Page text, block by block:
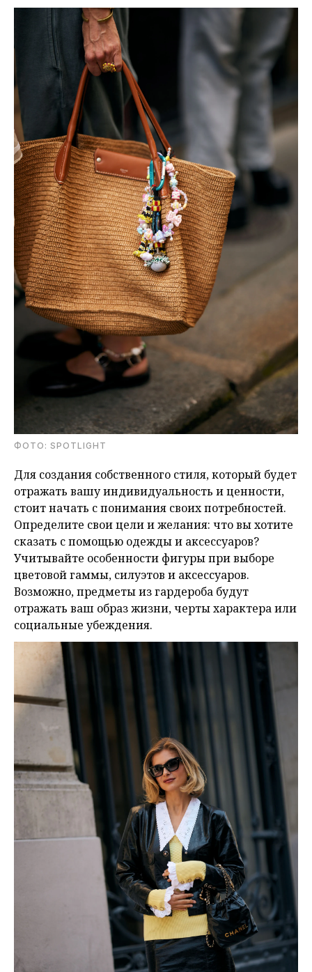
ФОТО: SPOTLIGHT
Для создания собственного стиля, который будет
отражать вашу индивидуальность и ценности,
стоит начать с понимания своих потребностей.
Определите свои цели и желания: что вы хотите
сказать с помощью одежды и аксессуаров?
Учитывайте особенности фигуры при выборе
цветовой гаммы, силуэтов и аксессуаров.
Возможно, предметы из гардероба будут
отражать ваш образ жизни, черты характера или
социальные убеждения.